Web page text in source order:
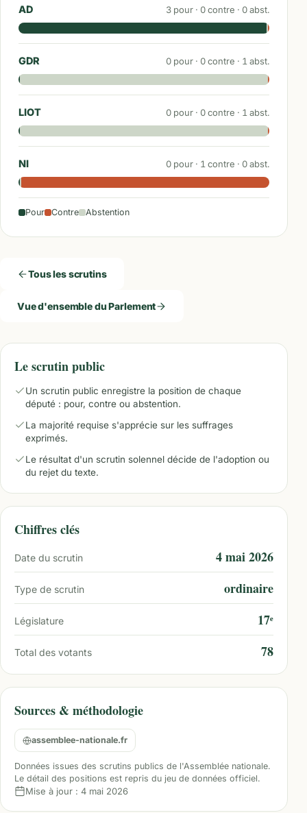
AD 3 pour · 0contre · 0abst.
GDR 0 pour · 0contre · 1 abst.
LIOT 0 pour · 0contre · 1 abst.
NI 0 pour · 1 contre · 0abst.
Pour Contre Abstention
Tous les scrutins
Vue d'ensemble du Parlement
Le scrutin public
Un scrutin public enregistre la position de chaque
député : pour, contre ou abstention.
La majorité requise s'apprécie sur les suffrages
exprimés.
Le résultat d'un scrutin solennel décide de l'adoption ou
du rejet du texte.
Chiffres clés
Date du scrutin 4 mai 2026
Type de scrutin ordinaire
Législature 17ᵉ
Total des votants 78
Sources & méthodologie
assemblee-nationale.fr
Données issues des scrutins publics de l'Assemblée nationale.
Le détail des positions est repris du jeu de données officiel.
Mise à jour : 4 mai 2026